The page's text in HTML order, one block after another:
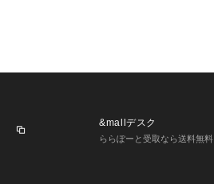
&mallデスク
ららぽーと受取なら送料無料